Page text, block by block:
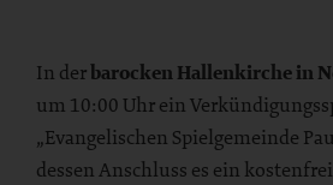
In derbarocken Hallenkirche in
um 10:00 Uhr ein
„Evangelischen Spielgemeinde
dessen Anschluss es ein